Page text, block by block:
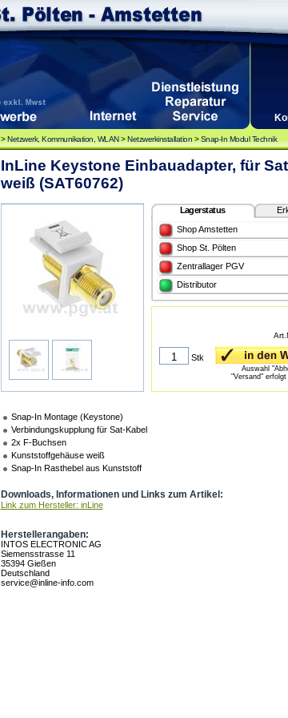
>Netzwerk, Kommunikation, WLAN>Netzwerkinstallation >Snap-In Modul Technik
InLine Keystone Einbauadapter, für
weiß (SAT60762)
Lagerstatus
Shop Amstetten
Shop St. Pölten
Zentrallager PGV
Distributor
Stk
Auswahl
"Versand"
Snap-In Montage (Keystone)
Verbindungskupplung für Sat-Kabel
2x F-Buchsen
Kunststoffgehäuse weiß
Snap-In Rasthebel aus Kunststoff
Downloads, Informationen und Links zum Artikel:
Link zum Hersteller: inLine
Herstellerangaben:
INTOS ELECTRONIC AG
Siemensstrasse 11
35394 Gießen
Deutschland
service@inline-info.com